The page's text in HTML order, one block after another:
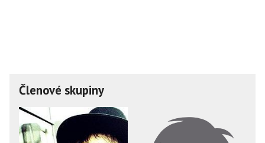
Členové skupiny